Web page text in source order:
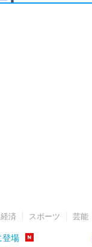
済 スポーツ 芸能
登場